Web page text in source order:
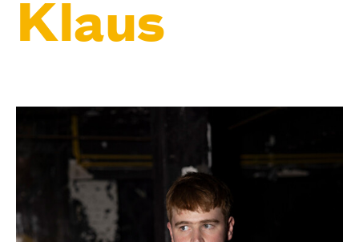
Klaus